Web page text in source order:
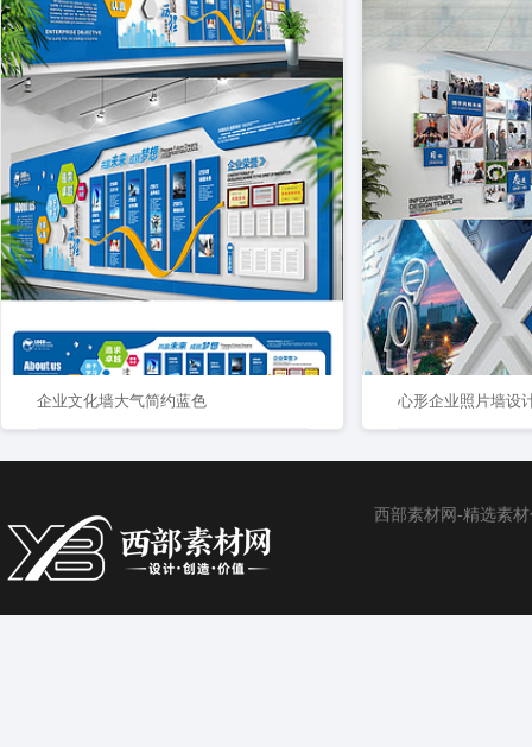
企业文化墙大气简约蓝色 心形企业照片墙设
西部素材网-精选素